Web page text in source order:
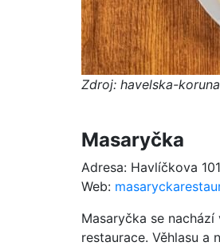
Zdroj: havelska-
Masaryčka
Adresa: Havlíčkova
Web:
Masaryčka se
restaurace. Věhlasu